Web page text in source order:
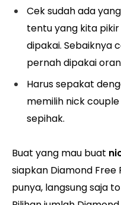
Cek sudah ada
tentu yang kita
dipakai. Sebaiknya
pernah dipakai
Harus sepakat
memilih nick
sepihak.
Buat yang mau buat
siapkan Diamond Free
punya, langsung saja